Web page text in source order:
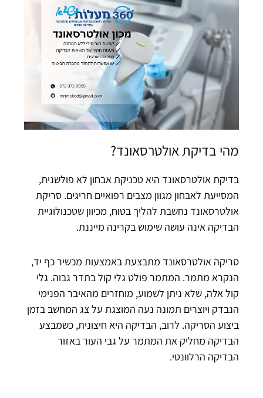
מהי בדיקת אולטרסאונד?
בדיקת אולטרסאונד היא טכניקת אבחון לא פולשנית,
המסייעת לאבחון מגוון מצבים רפואיים חריגים. סריקת
אולטרסאונד נחשבת להליך בטוח, מכיוון שטכנולוגיית
הבדיקה אינה עושה שימוש בקרינה מייננת.
סריקה אולטרסאונד מתבצעת באמצעות מכשיר כף יד,
הנקרא מתמר. המתמר פולט גלי קול בתדר גבוה. גלי
קול אלה, שלא ניתן לשמוע, מוחזרים מהאיבר הפנימי
הנבדק ויוצרים תמונה נעה המוצגת על צג המחשב בזמן
ביצוע הסריקה. לרוב, הבדיקה היא חיצונית, כשמבצע
הבדיקה מחליק את המתמר על גבי העור באזור
הבדיקה הרלוונטי.